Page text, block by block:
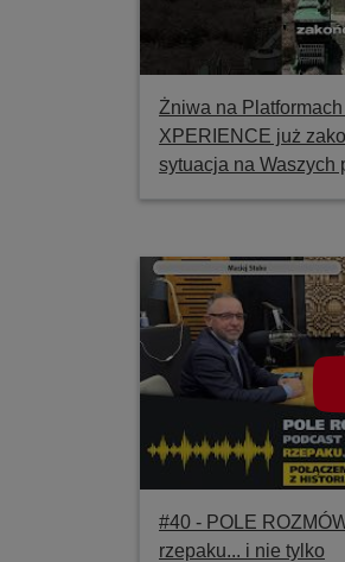
Żniwa na Platformach
XPERIENCE już
sytuacja na Waszych
#40 ‐ POLE
rzepaku... i nie tylko